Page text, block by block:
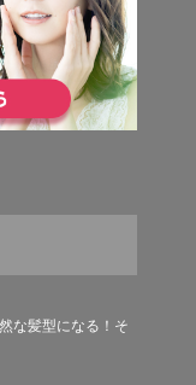
な髪型になる！そ